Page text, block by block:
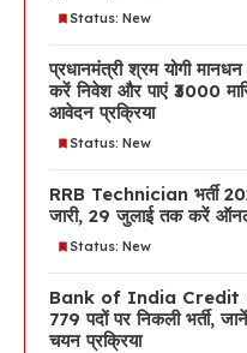
Status: New
प्रधानमंत्री श्रम योगी
करें निवेश और पाएं ₹3000
आवेदन प्रक्रिया
Status: New
RRB Technician भर्ती
जारी, 29 जुलाई तक करें
Status: New
Bank of India Credit
779 पदों पर निकली भर्ती,
चयन प्रक्रिया